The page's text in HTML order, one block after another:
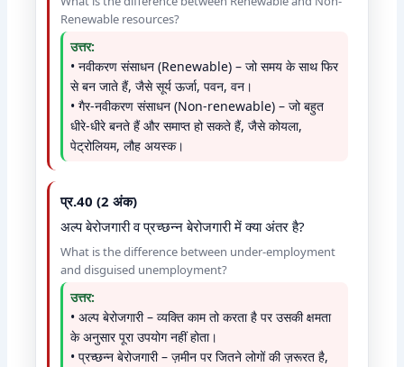
Renewable resources?
उत्तर:
• नवीकरण संसाधन (Renewable) – जो समय के साथ फिर
से बन जाते हैं, जैसे सूर्य ऊर्जा, पवन, वन।
• गैर-नवीकरण संसाधन (Non-renewable) – जो बहुत
धीरे-धीरे बनते हैं और समाप्त हो सकते हैं, जैसे कोयला,
पेट्रोलियम, लौह अयस्क।
प्र.40 (2 अंक)
अल्प बेरोजगारी व प्रच्छन्न बेरोजगारी में क्या अंतर है?
What is the difference between under-employment
and disguised unemployment?
उत्तर:
• अल्प बेरोजगारी – व्यक्ति काम तो करता है पर उसकी क्षमता
के अनुसार पूरा उपयोग नहीं होता।
• प्रच्छन्न बेरोजगारी – ज़मीन पर जितने लोगों की ज़रूरत है,